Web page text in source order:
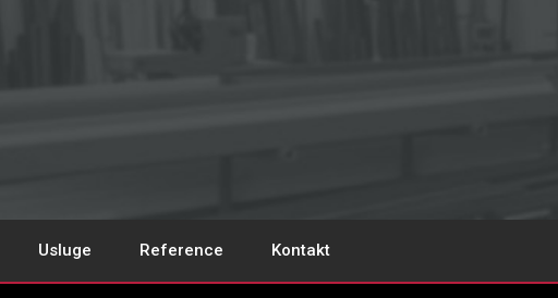
Usluge Reference Kontakt